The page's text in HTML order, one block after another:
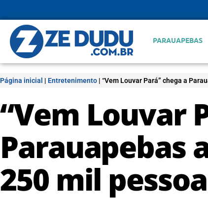
PARAUAPEBAS
Página inicial | Entretenimento | “Vem Louvar Pará” chega a
“Vem Louvar
Parauapebas
250 mil